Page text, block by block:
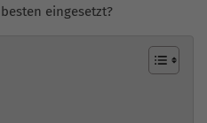
eingesetzt?